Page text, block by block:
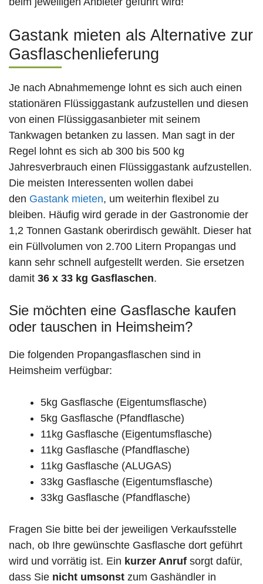
Gastank mieten als Alternative zur
Gasflaschenlieferung
Je nach Abnahmemenge lohnt es sich auch einen
stationären Flüssiggastank aufzustellen und diesen
von einen Flüssiggasanbieter mit seinem
Tankwagen betanken zu lassen. Man sagt in der
Regel lohnt es sich ab 300 bis 500 kg
Jahresverbrauch einen Flüssiggastank aufzustellen.
Die meisten Interessenten wollen dabei
den Gastank mieten, um weiterhin flexibel zu
bleiben. Häufig wird gerade in der Gastronomie der
1,2 Tonnen Gastank oberirdisch gewählt. Dieser hat
ein Füllvolumen von 2.700 Litern Propangas und
kann sehr schnell aufgestellt werden. Sie ersetzen
damit 36 x 33 kg Gasflaschen.
Sie möchten eine Gasflasche kaufen
oder tauschen in Heimsheim?
Die folgenden Propangasflaschen sind in
Heimsheim verfügbar:
5kg Gasflasche (Eigentumsflasche)
5kg Gasflasche (Pfandflasche)
11kg Gasflasche (Eigentumsflasche)
11kg Gasflasche (Pfandflasche)
11kg Gasflasche (ALUGAS)
33kg Gasflasche (Eigentumsflasche)
33kg Gasflasche (Pfandflasche)
Fragen Sie bitte bei der jeweiligen Verkaufsstelle
nach, ob Ihre gewünschte Gasflasche dort geführt
wird und vorrätig ist. Ein kurzer Anruf sorgt dafür,
dass Sie nicht umsonst zum Gashändler in